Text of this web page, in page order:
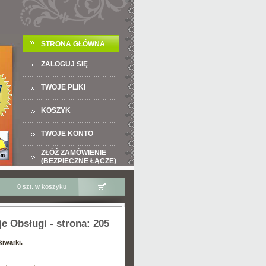
STRONA GŁÓWNA
ZALOGUJ SIĘ
TWOJE PLIKI
KOSZYK
TWOJE KONTO
ZŁÓŻ ZAMÓWIENIE
(BEZPIECZNE ŁĄCZE)
0 szt. w koszyku
Obsługi - strona: 205